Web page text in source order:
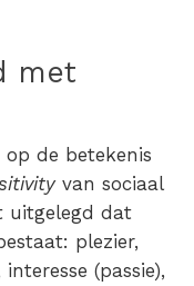
met
op de betekenis
van sociaal
uitgelegd dat
plezier,
(passie),